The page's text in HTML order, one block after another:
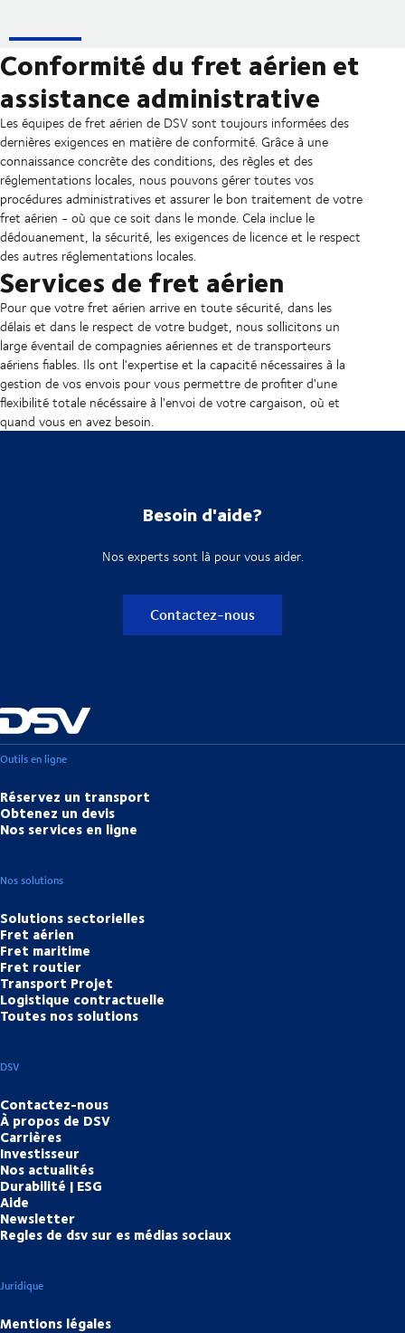
Conformité du fret aérien et
assistance administrative
Les équipes de fret aérien de DSV sont toujours informées des
dernières exigences en matière de conformité. Grâce à une
connaissance concrète des conditions, des règles et des
réglementations locales, nous pouvons gérer toutes vos
procédures administratives et assurer le bon traitement de votre
fret aérien - où que ce soit dans le monde. Cela inclue le
dédouanement, la sécurité, les exigences de licence et le respect
des autres réglementations locales.
Services de fret aérien
Pour que votre fret aérien arrive en toute sécurité, dans les
délais et dans le respect de votre budget, nous sollicitons un
large éventail de compagnies aériennes et de transporteurs
aériens fiables. Ils ont l'expertise et la capacité nécessaires à la
gestion de vos envois pour vous permettre de profiter d'une
flexibilité totale nécéssaire à l'envoi de votre cargaison, où et
quand vous en avez besoin.
Besoin d'aide?
Nos experts sont là pour vous aider.
Contactez-nous
Outils en ligne
Réservez un transport
Obtenez un devis
Nos services en ligne
Nos solutions
Solutions sectorielles
Fret aérien
Fret maritime
Fret routier
Transport Projet
Logistique contractuelle
Toutes nos solutions
DSV
Contactez-nous
À propos de DSV
Carrières
Investisseur
Nos actualités
Durabilité | ESG
Aide
Newsletter
Regles de dsv sur es médias sociaux
Juridique
Mentions légales